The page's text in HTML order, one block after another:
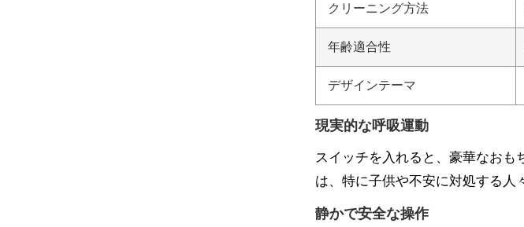
クリーニング方法
年齢適合性
デザインテーマ
現実的な呼吸運動
スイッチを入れると、豪華なおも
は、特に子供や不安に対処する人
静かで安全な操作